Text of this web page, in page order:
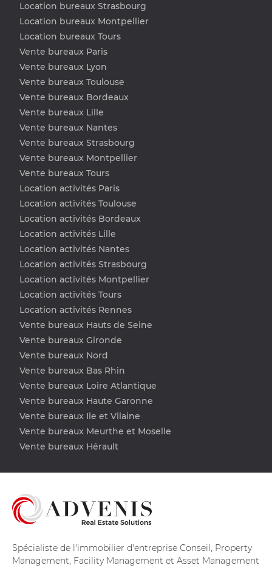
Location bureaux Strasbourg
Location bureaux Montpellier
Location bureaux Tours
Vente bureaux Paris
Vente bureaux Lyon
Vente bureaux Toulouse
Vente bureaux Bordeaux
Vente bureaux Lille
Vente bureaux Nantes
Vente bureaux Strasbourg
Vente bureaux Montpellier
Vente bureaux Tours
Location activités Paris
Location activités Toulouse
Location activités Bordeaux
Location activités Lille
Location activités Nantes
Location activités Strasbourg
Location activités Montpellier
Location activités Tours
Location activités Rennes
Vente bureaux Hauts de Seine
Vente bureaux Gironde
Vente bureaux Nord
Vente bureaux Bas Rhin
Vente bureaux Loire Atlantique
Vente bureaux Haute Garonne
Vente bureaux Ile et Vilaine
Vente bureaux Meurthe et Moselle
Vente bureaux Hérault
Spécialiste de l'immobilier d'entreprise Conseil, Property
Management, Facility Management et Asset Management